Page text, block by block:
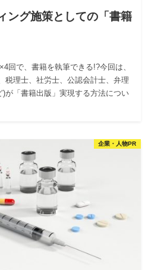
ング施策としての「書籍
回で、書籍を執筆できる!?今回は、
税理士、社労士、公認会計士、弁理
が「書籍出版」実現する方法につい
企業・人物PR